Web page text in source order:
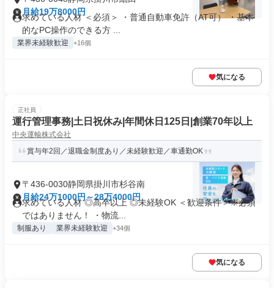
月給19万8000円
求めている人材 ＜必須＞ ・普通自動車免許（AT可） ・基本
的なPC操作のできる方 ...
業界未経験歓迎 +16個
気になる
正社員
運行管理事務|土日祝休み|年間休日125日|創業70年以上
中央運輸株式会社
賞与年2回／退職金制度あり／未経験歓迎／車通勤OK
〒436-0030静岡県掛川市杉谷南
月給24万1000円～28万4000円
求めている人材 ◎高卒以上 ◎未経験OK ＜歓迎条件＞※必須
ではありません！ ・物流...
制服あり 業界未経験歓迎 +34個
気になる